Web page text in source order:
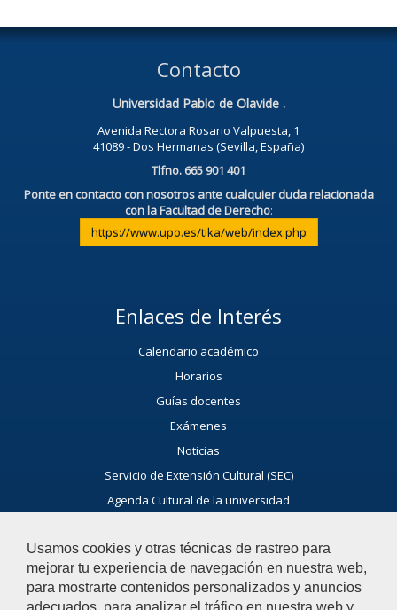
Usamos cookies y otras técnicas de rastreo para
mejorar tu experiencia de navegación en nuestra web,
para mostrarte contenidos personalizados y anuncios
adecuados, para analizar el tráfico en nuestra web y
Contacto
Universidad Pablo de Olavide .
Avenida Rectora Rosario Valpuesta, 1
41089 - Dos Hermanas (Sevilla, España)
Tlfno. 665 901 401
Ponte en contacto con nosotros ante cualquier duda relacionada
con la Facultad de Derecho:
https://www.upo.es/tika/web/index.php
Enlaces de Interés
Calendario académico
Horarios
Guías docentes
Exámenes
Noticias
Servicio de Extensión Cultural (SEC)
Agenda Cultural de la universidad
Ayúdanos a Mejorar
El acceso al buzón exclusivamente se hará en caso de querer
plantear cuestiones que se puedan calificar como incidencia,
reclamación o sugerencia